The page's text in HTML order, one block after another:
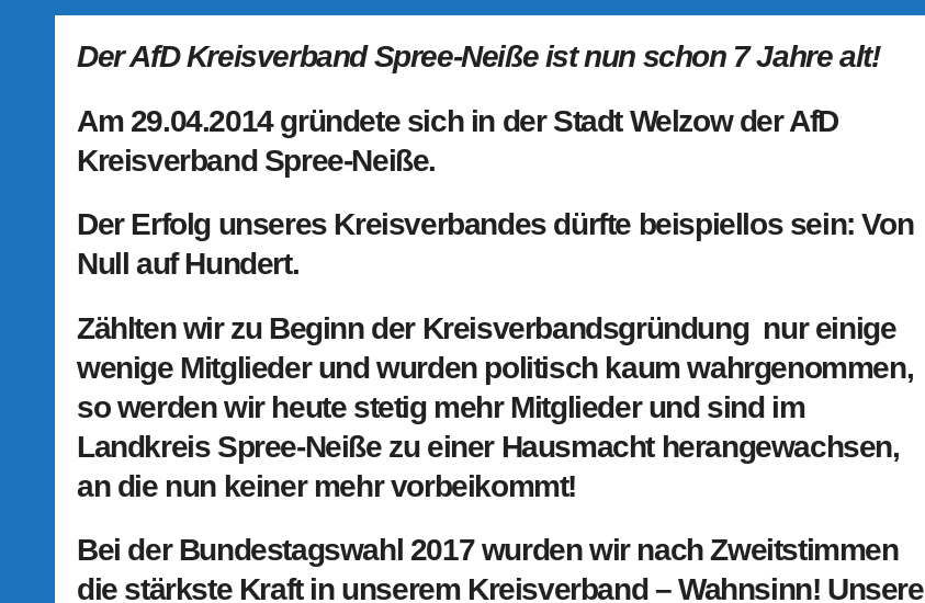
Der AfD Kreisverband Spree-Neiße ist nun schon 7 Jahre alt!
Am 29.04.2014 gründete sich in der Stadt Welzow der AfD
Kreisverband Spree-Neiße.
Der Erfolg unseres Kreisverbandes dürfte beispiellos sein: Von
Null auf Hundert.
Zählten wir zu Beginn der Kreisverbandsgründung nur einige
wenige Mitglieder und wurden politisch kaum wahrgenommen,
so werden wir heute stetig mehr Mitglieder und sind im
Landkreis Spree-Neiße zu einer Hausmacht herangewachsen,
an die nun keiner mehr vorbeikommt!
Bei der Bundestagswahl 2017 wurden wir nach Zweitstimmen
die stärkste Kraft in unserem Kreisverband – Wahnsinn! Unsere